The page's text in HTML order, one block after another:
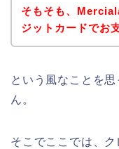
そもそも、
ジットカードでお
という風なことを
ん。
そこでここでは、